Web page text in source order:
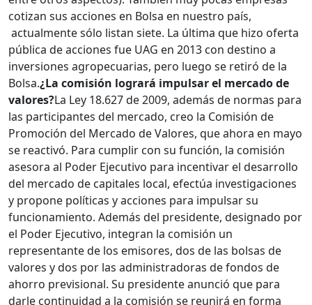
cotizan sus acciones en Bolsa en nuestro país,
actualmente sólo listan siete. La última que hizo oferta
pública de acciones fue UAG en 2013 con destino a
inversiones agropecuarias, pero luego se retiró de la
Bolsa.¿La comisión logrará impulsar el mercado de
valores?La Ley 18.627 de 2009, además de normas para
las participantes del mercado, creo la Comisión de
Promoción del Mercado de Valores, que ahora en mayo
se reactivó. Para cumplir con su función, la comisión
asesora al Poder Ejecutivo para incentivar el desarrollo
del mercado de capitales local, efectúa investigaciones
y propone políticas y acciones para impulsar su
funcionamiento. Además del presidente, designado por
el Poder Ejecutivo, integran la comisión un
representante de los emisores, dos de las bolsas de
valores y dos por las administradoras de fondos de
ahorro previsional. Su presidente anunció que para
darle continuidad a la comisión se reunirá en forma